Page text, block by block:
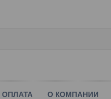
ОПЛАТА О КОМПАНИИ